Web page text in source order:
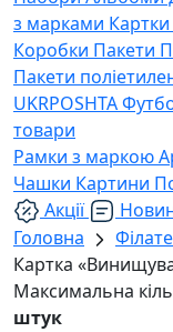
з марками Картки
Коробки Пакети
Пакети
UKRPOSHTA
товари
Рамки з маркою
Чашки Картини
Акції
Головна
Картка
Максимальна
штук